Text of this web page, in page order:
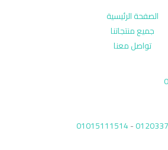
الصفحة الرئيسية
جميع منتجاتنا
تواصل معنا
-
01015111514